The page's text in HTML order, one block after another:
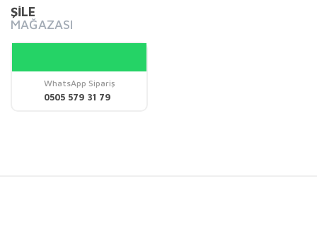
ŞİLE
MAĞAZASI
WhatsApp Sipariş
0505 579 31 79